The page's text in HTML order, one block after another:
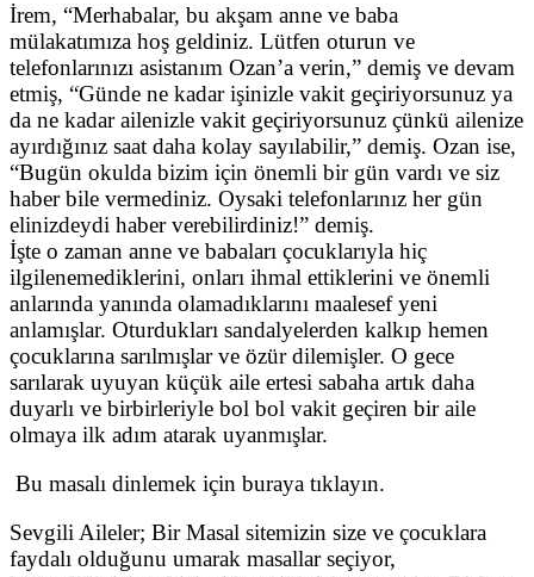
İrem, “Merhabalar, bu akşam anne ve baba
mülakatımıza hoş geldiniz. Lütfen oturun ve
telefonlarınızı asistanım Ozan’a verin,” demiş ve devam
etmiş, “Günde ne kadar işinizle vakit geçiriyorsunuz ya
da ne kadar ailenizle vakit geçiriyorsunuz çünkü ailenize
ayırdığınız saat daha kolay sayılabilir,” demiş. Ozan ise,
“Bugün okulda bizim için önemli bir gün vardı ve siz
haber bile vermediniz. Oysaki telefonlarınız her gün
elinizdeydi haber verebilirdiniz!” demiş.
İşte o zaman anne ve babaları çocuklarıyla hiç
ilgilenemediklerini, onları ihmal ettiklerini ve önemli
anlarında yanında olamadıklarını maalesef yeni
anlamışlar. Oturdukları sandalyelerden kalkıp hemen
çocuklarına sarılmışlar ve özür dilemişler. O gece
sarılarak uyuyan küçük aile ertesi sabaha artık daha
duyarlı ve birbirleriyle bol bol vakit geçiren bir aile
olmaya ilk adım atarak uyanmışlar.
Bu masalı dinlemek için buraya tıklayın.
Sevgili Aileler; Bir Masal sitemizin size ve çocuklara
faydalı olduğunu umarak masallar seçiyor,